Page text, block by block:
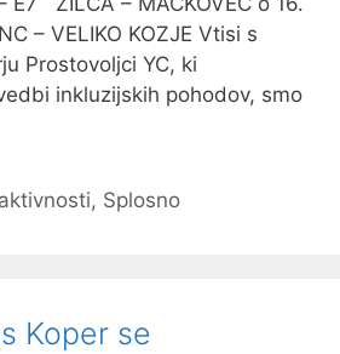
– VELIKO KOZJE Vtisi s
Prostovoljci YC, ki
inkluzijskih pohodov, smo
, Splosno
Koper se